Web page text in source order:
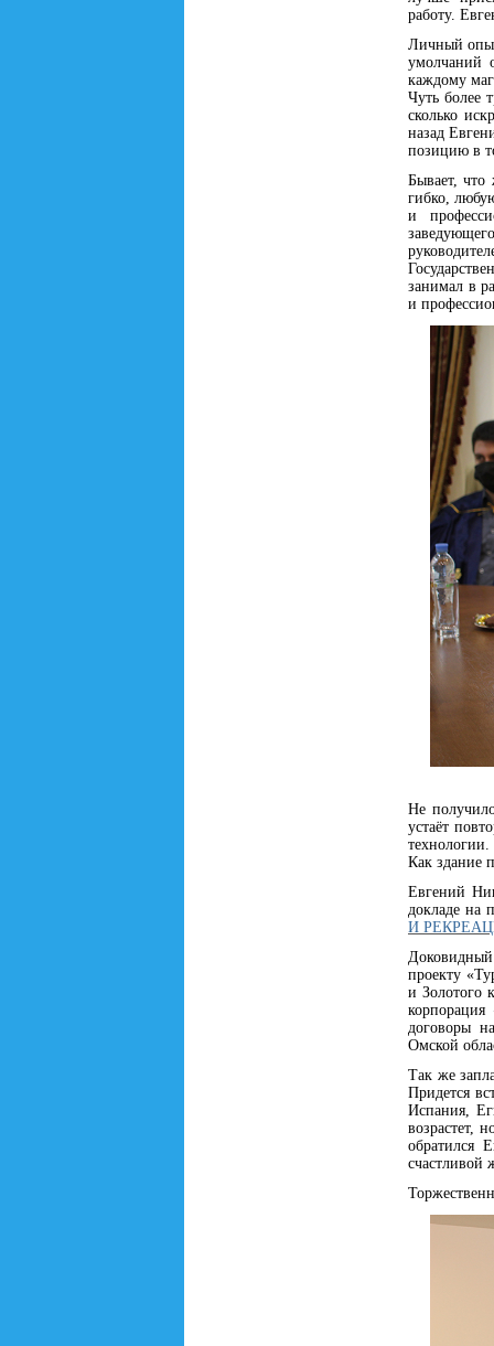
работу.
Личный
умолчаний
каждому
Чуть более
сколько
назад
позицию в
Бывает, что
гибко,
и
занимал в
и
Не
устаёт
Как здание
Евгений
докладе на
И
Доковидный
проекту
и Золотого
договоры
Омской
Так же
Придется
Испания,
возрастет,
обратился
счастливой